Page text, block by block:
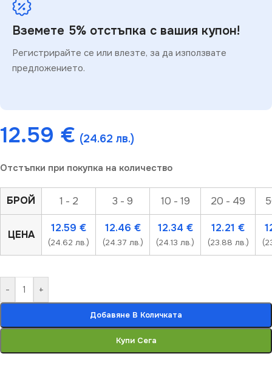
Вземете 5% отстъпка с вашия купон!
Регистрирайте се или влезте, за да използвате
предложението.
12.59 € (24.62 лв.)
Отстъпки при покупка на количество
БРОЙ 1 - 2 3 - 9 10 - 19 20 - 49
ЦЕНА
12.59 €
(24.62 лв.)
12.46 €
(24.37 лв.)
12.34 €
(24.13 лв.)
12.21 €
(23.88 лв.)
- +
Добавяне В Количката
Купи Сега